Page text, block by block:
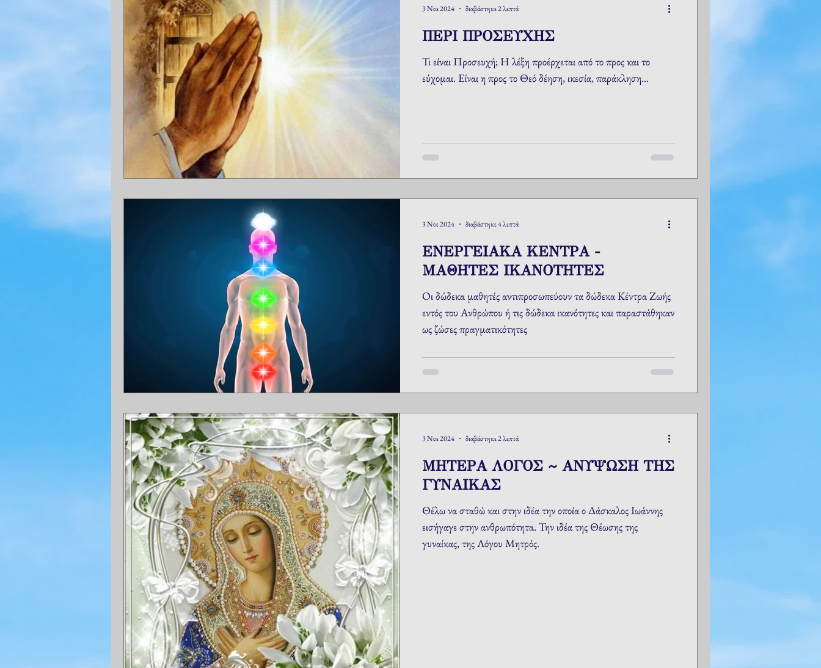
ΠΕΡΙ ΠΡΟΣΕΥΧΗΣ
Τι είναι Προσευχή; Η λέξη προέρχεται από το προς και το
εύχομαι. Είναι η προς το Θεό δέηση, ικεσία, παράκληση...
3 Νοε 2024 διαβάστηκε 2 λεπτά
ΕΝΕΡΓΕΙΑΚΑ ΚΕΝΤΡΑ -
ΜΑΘΗΤΕΣ ΙΚΑΝΟΤΗΤΕΣ
Οι δώδεκα μαθητές αντιπροσωπεύουν τα δώδεκα Κέντρα Ζωής
εντός του Ανθρώπου ή τις δώδεκα ικανότητες και παραστάθηκαν
ως ζώσες πραγματικότητες
3 Νοε 2024 διαβάστηκε 4 λεπτά
ΜΗΤΕΡΑ ΛΟΓΟΣ ~ ΑΝΥΨΩΣΗ ΤΗΣ
ΓΥΝΑΙΚΑΣ
Θέλω να σταθώ και στην ιδέα την οποία ο Δάσκαλος Ιωάννης
εισήγαγε στην ανθρωπότητα. Την ιδέα της Θέωσης της
γυναίκας, της Λόγου Μητρός.
3 Νοε 2024 διαβάστηκε 2 λεπτά